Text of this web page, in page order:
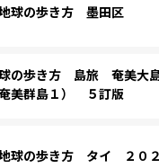
球の歩き方 墨田区
の歩き方 島旅 奄美大
美群島１） ５訂版
球の歩き方 タイ ２０２